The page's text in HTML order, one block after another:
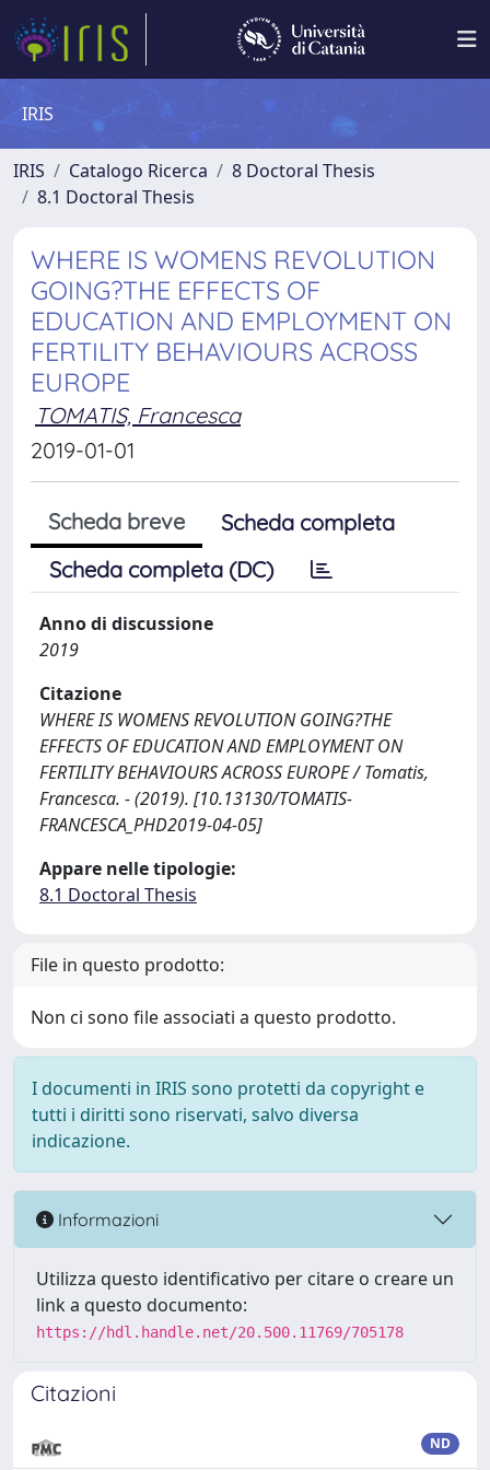
IRIS
IRIS Catalogo Ricerca
8 Doctoral Thesis
8.1 Doctoral Thesis
WHERE IS WOMENS REVOLUTION
GOING?THE EFFECTS OF
EDUCATION AND EMPLOYMENT ON
FERTILITY BEHAVIOURS ACROSS
EUROPE
TOMATIS, Francesca
2019-01-01
Scheda breve
Scheda completa
Scheda completa (DC)
Anno di discussione
2019
Citazione
WHERE IS WOMENS REVOLUTION GOING?THE
EFFECTS OF EDUCATION AND EMPLOYMENT ON
FERTILITY BEHAVIOURS ACROSS EUROPE / Tomatis,
Francesca. - (2019). [10.13130/TOMATIS-
FRANCESCA_PHD2019-04-05]
Appare nelle tipologie:
8.1 Doctoral Thesis
File in questo prodotto:
Non ci sono file associati a questo prodotto.
I documenti in IRIS sono protetti da copyright e
tutti i diritti sono riservati, salvo diversa
indicazione.
Informazioni
Utilizza questo identificativo per citare o creare un
link a questo documento:
https://hdl.handle.net/20.500.11769/705178
Citazioni
ND